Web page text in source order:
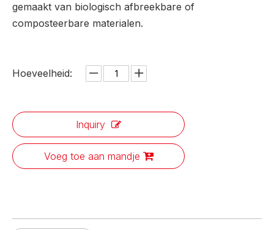
gemaakt van biologisch afbreekbare of
composteerbare materialen.
Hoeveelheid:
Inquiry
Voeg toe aan mandje